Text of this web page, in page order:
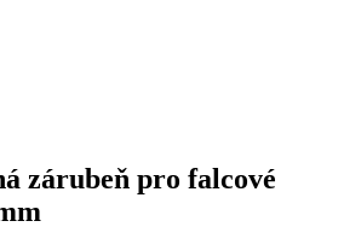
zárubeň pro falcové